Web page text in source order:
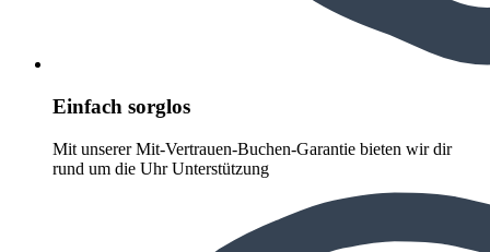
Einfach sorglos
Mit unserer Mit-Vertrauen-Buchen-Garantie bieten wir dir
rund um die Uhr Unterstützung